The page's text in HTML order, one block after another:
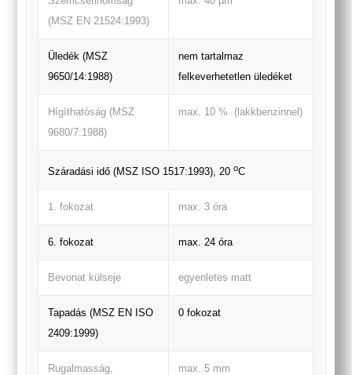
(MSZ EN 21524:1993)
Üledék (MSZ
9650/14:1988)
nem tartalmaz
felkeverhetetlen üledéket
Hígíthatóság (MSZ
9680/7:1988)
max. 10 % (lakkbenzinnel)
Száradási idő (MSZ ISO 1517:1993), 20oC
1. fokozat max. 3 óra
6. fokozat max. 24 óra
Bevonat külseje egyenletes matt
Tapadás (MSZ EN ISO
2409:1999)
0 fokozat
Rugalmasság,
max. 5 mm